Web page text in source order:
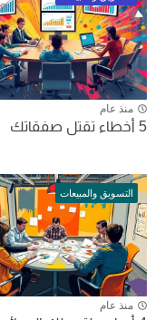
منذ عام
5 أخطاء تقتل صفقاتك
التسويق والمبيعات
منذ عام